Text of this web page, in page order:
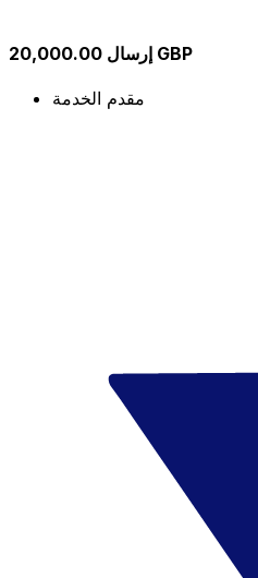
إرسال 20,000.00 GBP
مقدم الخدمة